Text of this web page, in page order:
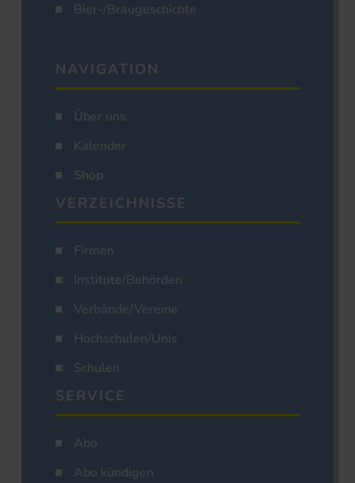
Bier-/Braugeschichte
NAVIGATION
Über uns
Kalender
Shop
VERZEICHNISSE
Firmen
Institute/Behörden
Verbände/Vereine
Hochschulen/Unis
Schulen
SERVICE
Abo
Abo kündigen